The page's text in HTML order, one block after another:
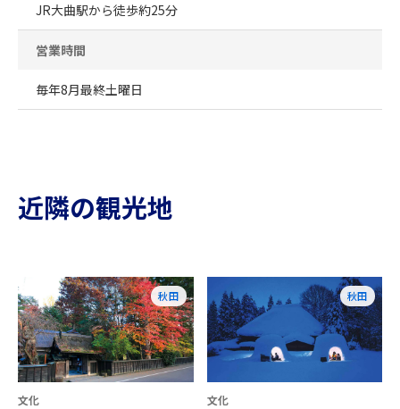
JR大曲駅から徒歩約25分
営業時間
毎年8月最終土曜日
近隣の観光地
秋田
文化
秋田
文化